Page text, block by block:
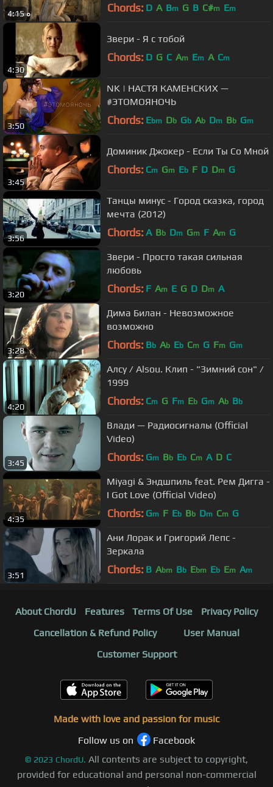
4:15 Chords: D A Bm G B C#m Em
4:30
Звери - Я с тобой
Chords: D G C Am Em A Cm
3:50
NK | НАСТЯ КАМЕНСКИХ —
#ЭТОМОЯНОЧЬ
Chords: Ebm Db Gb Ab Dm Bb Gm
3:45
Доминик Джокер - Если Ты Со Мной
Chords: Cm Gm Eb F D Dm G
3:56
Танцы минус - Город сказка, город
мечта (2012)
Chords: A Bb Dm Gm F Am G
3:20
Звери - Просто такая сильная
любовь
Chords: F Am E G D Dm A
3:28
Дима Билан - Невозможное
возможно
Chords: Bb Ab Eb Cm G Fm Gm
4:20
Алсу / Alsou. Клип - "Зимний сон" /
1999
Chords: Cm G Fm Eb Gm Ab Bb
3:45
Влади — Радиосигналы (Official
Video)
Chords: Gm Bb Eb Cm A D C
4:35
Miyagi & Эндшпиль feat. Рем Дигга -
I Got Love (Official Video)
Chords: Gm F Eb Bb Dm Cm G
3:51
Ани Лорак и Григорий Лепс -
Зеркала
Chords: B Abm Bb Ebm Eb Em Am
About ChordU Features Terms Of Use
Privacy Policy
Cancellation & Refund Policy
User Manual
Customer Support
Made with love and passion for music
Follow us on
Facebook
© 2023 ChordU. All contents are subject to copyright,
provided for educational and personal non-commercial